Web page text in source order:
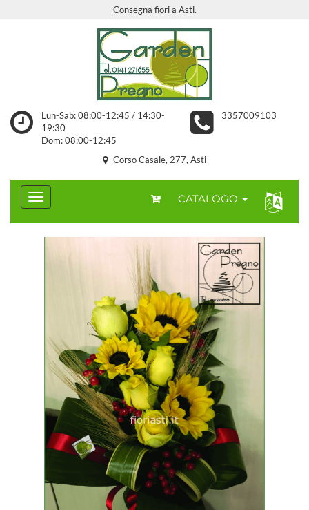
Consegna fiori a Asti.
Lun-Sab: 08:00-12:45 / 14:30-
19:30
Dom: 08:00-12:45
3357009103
Corso Casale, 277, Asti
CATALOGO